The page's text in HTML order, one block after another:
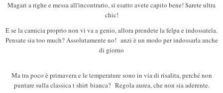
Magari a righe e messa all'incontrario, si esatto avete capito bene! Sarete ultra
chic!
E se la camicia proprio non vi va a genio, allora prendete la felpa e indossatela.
Pensate sia too much? Assolutamente no! anzi è un modo per indossarla anche
di giorno
Ma tra poco è primavera e le temperature sono in via di risalita, perché non
puntare sulla classicat shirtbianca? Regola aurea, che non sia aderente.